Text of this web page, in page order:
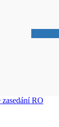
zasedání RO